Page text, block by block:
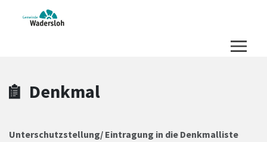
Zum Header
Zum Hauptinhalt
Zum Footer
Zum Hauptinhalt springen
Denkmal
Unterschutzstellung/ Eintragung in die Denkmalliste